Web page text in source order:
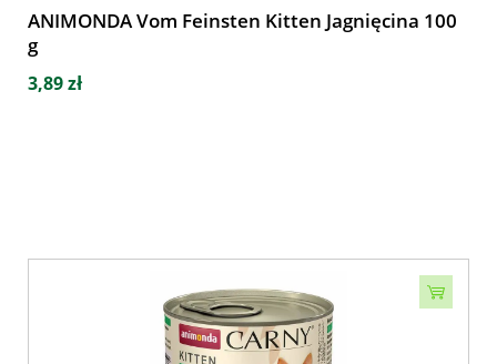
ANIMONDA Vom Feinsten Kitten Jagnięcina 100
g
3,89 zł